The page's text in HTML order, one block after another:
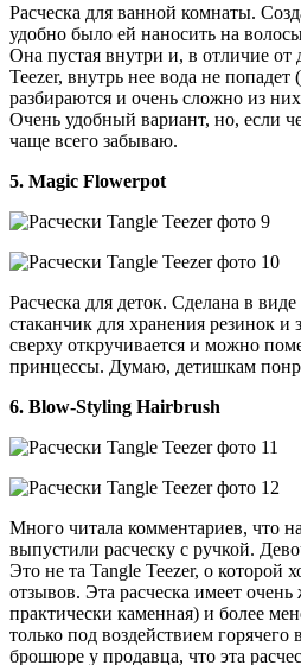
Расческа для ванной комнаты.
удобно было ей наносить на
Она пустая внутри и, в отличие от
Teezer, внутрь нее вода не
разбираются и очень сложно из
Очень удобный вариант, но, если
чаще всего забываю.
5. Magic Flowerpot
Расческа для деток. Сделана в
стаканчик для хранения резинок и
сверху откручивается и можно
принцессы. Думаю, детишкам
6. Blow-Styling Hairbrush
Много читала комментариев, что
выпустили расческу с ручкой.
Это не та Tangle Teezer, о которой
отзывов. Эта расческа имеет очень
практически каменная) и более
только под воздействием горячего
брошюре у продавца, что эта